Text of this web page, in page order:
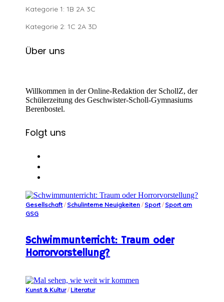
Kategorie 1: 1B 2A 3C
Kategorie 2: 1C 2A 3D
Über uns
Willkommen in der Online-Redaktion der SchollZ, der
Schülerzeitung des Geschwister-Scholl-Gymnasiums
Berenbostel.
Folgt uns
Gesellschaft/ Schulinterne Neuigkeiten / Sport/ Sport am
GSG
Schwimmunterricht: Traum oder
Horrorvorstellung?
Kunst & Kultur/ Literatur